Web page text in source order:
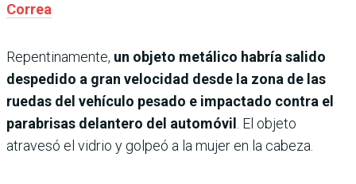
Correa
Repentinamente, un objeto metálico habría salido
despedido a gran velocidad desde la zona de las
ruedas del vehículo pesado e impactado contra el
parabrisas delantero del automóvil . El objeto
atravesó el vidrio y golpeó a la mujer en la cabeza.